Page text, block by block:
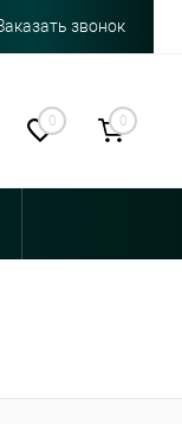
звонок
0 0